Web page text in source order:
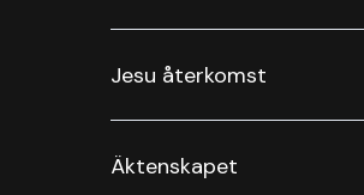
Jesu återkomst
Äktenskapet